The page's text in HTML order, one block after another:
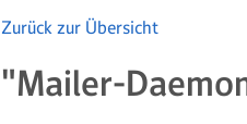
Zurück zur Übersicht
"Mailer-